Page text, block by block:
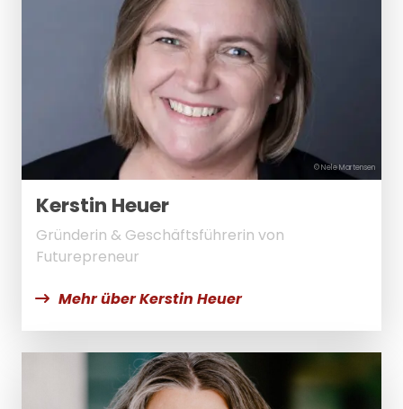
© Nele Martensen
Kerstin Heuer
Gründerin & Geschäftsführerin von
Futurepreneur
Mehr über Kerstin Heuer